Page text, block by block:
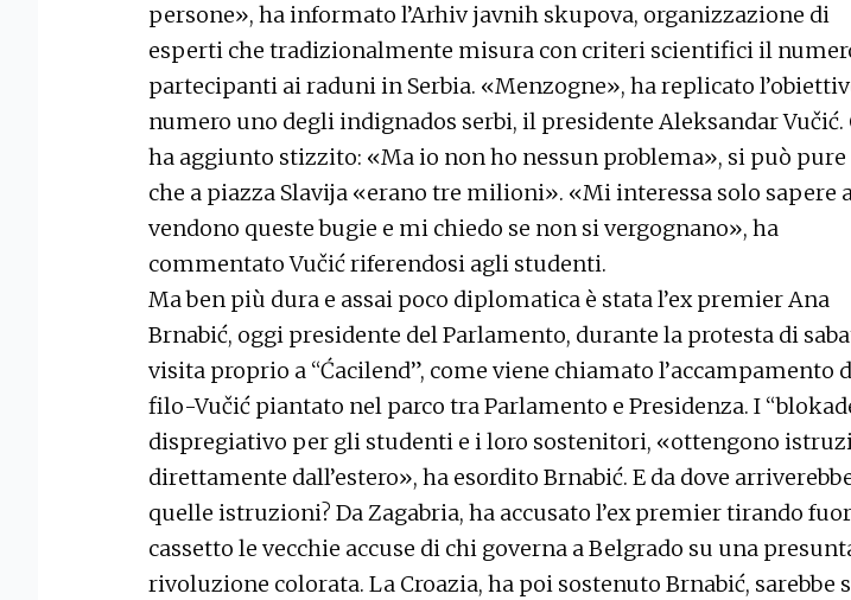
persone», ha informato l’Arhiv javnih skupova, organizzazione di
esperti che tradizionalmente misura con criteri scientifici il
partecipanti ai raduni in Serbia. «Menzogne», ha replicato
numero uno degli indignados serbi, il presidente Aleksandar Vučić.
ha aggiunto stizzito: «Ma io non ho nessun problema», si può pure
che a piazza Slavija «erano tre milioni». «Mi interessa solo sapere
vendono queste bugie e mi chiedo se non si vergognano», ha
commentato Vučić riferendosi agli studenti.
Ma ben più dura e assai poco diplomatica è stata l’ex premier Ana
Brnabić, oggi presidente del Parlamento, durante la protesta di
visita proprio a “Ćacilend”, come viene chiamato l’accampamento
filo-Vučić piantato nel parco tra Parlamento e Presidenza. I
dispregiativo per gli studenti e i loro sostenitori, «ottengono
direttamente dall’estero», ha esordito Brnabić. E da dove
quelle istruzioni? Da Zagabria, ha accusato l’ex premier tirando
cassetto le vecchie accuse di chi governa a Belgrado su una
rivoluzione colorata. La Croazia, ha poi sostenuto Brnabić, sarebbe